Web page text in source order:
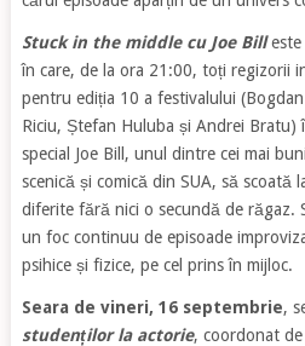
Stuck in the middle cu Joe Bill
în care, de la ora 21:00, toți regizorii
pentru ediția 10 a festivalului
Riciu, Ștefan Huluba și Andrei Bratu)
special Joe Bill, unul dintre cei mai
scenică și comică din SUA, să scoată
diferite fără nici o secundă de răgaz.
un foc continuu de episoade
psihice și fizice, pe cel prins în mijloc.
Seara de vineri, 16 septembrie,
studenților la actorie, coordonat de